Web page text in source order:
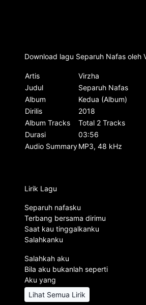
Download lagu Separuh Nafas oleh
Artis
Virzha
Judul
Separuh Nafas
Album
Kedua (Album)
Dirilis
2018
Album Tracks
Total 2 Tracks
Durasi
03:56
Audio SummaryMP3, 48 kHz
Lirik Lagu
Separuh nafasku
Terbang bersama dirimu
Saat kau tinggalkanku
Salahkanku
Salahkah aku
Bila aku bukanlah seperti
Aku yang
Lihat Semua Lirik